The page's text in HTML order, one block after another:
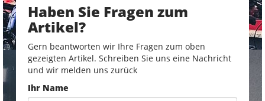
Haben Sie Fragen zum
Artikel?
Gern beantworten wir Ihre Fragen zum oben
gezeigten Artikel. Schreiben Sie uns eine Nachricht
und wir melden uns zurück
Ihr Name